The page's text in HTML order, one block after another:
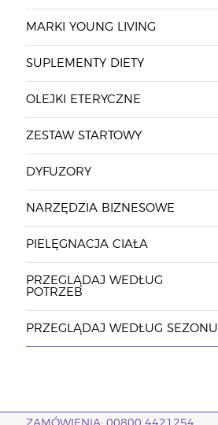
MARKI YOUNG LIVING
SUPLEMENTY DIETY
OLEJKI ETERYCZNE
ZESTAW STARTOWY
DYFUZORY
NARZĘDZIA BIZNESOWE
PIELĘGNACJA CIAŁA
PRZEGLĄDAJ WEDŁUG
POTRZEB
PRZEGLĄDAJ WEDŁUG SEZONU